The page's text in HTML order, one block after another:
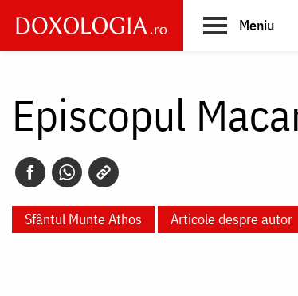
main
Meniu
Episcopul
Sfântul Munte Athos Articole despre autor